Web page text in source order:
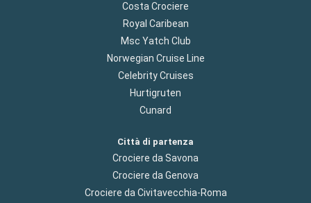
Costa Crociere
Royal Caribean
Msc Yatch Club
Norwegian Cruise Line
Celebrity Cruises
Hurtigruten
Cunard
Città di partenza
Crociere da Savona
Crociere da Genova
Crociere da Civitavecchia-Roma